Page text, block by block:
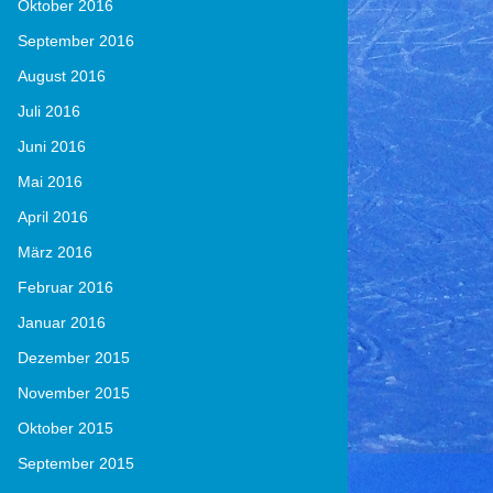
Oktober 2016
September 2016
August 2016
Juli 2016
Juni 2016
Mai 2016
April 2016
März 2016
Februar 2016
Januar 2016
Dezember 2015
November 2015
Oktober 2015
September 2015